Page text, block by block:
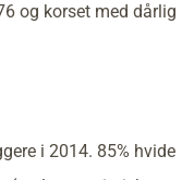
og korset med dårlig
i 2014. 85% hvide